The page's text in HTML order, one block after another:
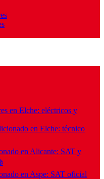
en Elche: eléctricos y
en Elche: técnico
en Alicante: SAT y
en Aspe: SAT oficial